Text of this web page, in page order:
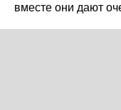
вместе они дают